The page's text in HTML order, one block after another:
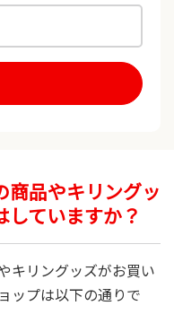
商品やキリングッ
していますか？
キリングッズがお買い
ップは以下の通りで